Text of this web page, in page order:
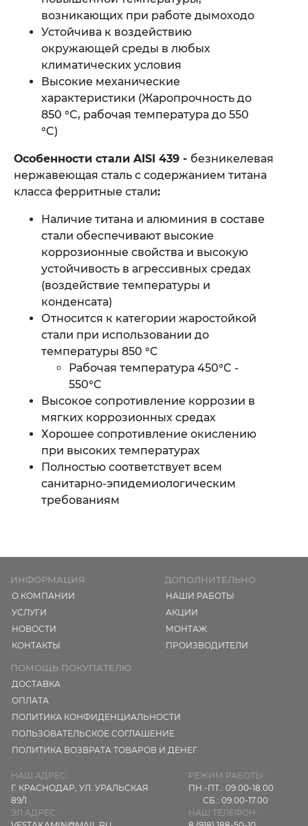
возникающих при работе дымоходо
Устойчива к воздействию
окружающей среды в любых
климатических условия
Высокие механические
характеристики (Жаропрочность до
850 °C, рабочая температура до 550
°C)
Особенности стали AISI 439 - безникелевая
нержавеющая сталь с содержанием титана
класса ферритные стали:
Наличие титана и алюминия в составе
стали обеспечивают высокие
коррозионные свойства и высокую
устойчивость в агрессивных средах
(воздействие температуры и
конденсата)
Относится к категории жаростойкой
стали при использовании до
температуры 850 °C
Рабочая температура 450°C -
550°C
Высокое сопротивление коррозии в
мягких коррозионных средах
Хорошее сопротивление окислению
при высоких температурах
Полностью соответствует всем
санитарно-эпидемиологическим
требованиям
ИНФОРМАЦИЯ
О КОМПАНИИ
УСЛУГИ
НОВОСТИ
КОНТАКТЫ
ДОПОЛНИТЕЛЬНО
НАШИ РАБОТЫ
АКЦИИ
МОНТАЖ
ПРОИЗВОДИТЕЛИ
ПОМОЩЬ ПОКУПАТЕЛЮ
ДОСТАВКА
ОПЛАТА
ПОЛИТИКА КОНФИДЕНЦИАЛЬНОСТИ
ПОЛЬЗОВАТЕЛЬСКОЕ СОГЛАШЕНИЕ
ПОЛИТИКА ВОЗВРАТА ТОВАРОВ И ДЕНЕГ
НАШ АДРЕС:
Г. КРАСНОДАР, УЛ. УРАЛЬСКАЯ
89/1
ЭЛ.АДРЕС:
РЕЖИМ РАБОТЫ:
ПН.-ПТ.: 09.00-18.00
СБ.: 09.00-17.00
НАШ ТЕЛЕФОН: